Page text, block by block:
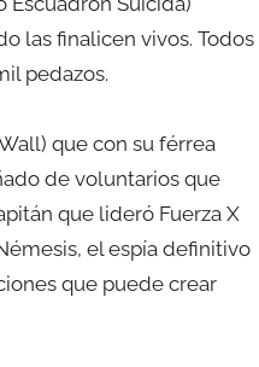
las finalicen vivos. Todos
pedazos.
que con su férrea
de voluntarios que
que lideró Fuerza X
el espía definitivo
que puede crear